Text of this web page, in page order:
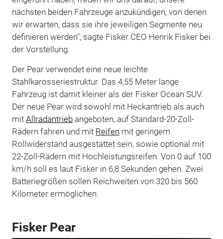
nächsten beiden Fahrzeuge anzukündigen, von denen
wir erwarten, dass sie ihre jeweiligen Segmente neu
definieren werden", sagte Fisker CEO Henrik Fisker bei
der Vorstellung.
Der Pear verwendet eine neue leichte
Stahlkarosseriestruktur. Das 4,55 Meter lange
Fahrzeug ist damit kleiner als der Fisker Ocean SUV.
Der neue Pear wird sowohl mit Heckantrieb als auch
mit Allradantriebangeboten, auf Standard-20-Zoll-
Rädern fahren und mit Reifen mit geringem
Rollwiderstand ausgestattet sein, sowie optional mit
22-Zoll-Rädern mit Hochleistungsreifen. Von 0 auf 100
km/h soll es laut Fisker in 6,8 Sekunden gehen. Zwei
Batteriegrößen sollen Reichweiten von 320 bis 560
Kilometer ermöglichen.
Fisker Pear